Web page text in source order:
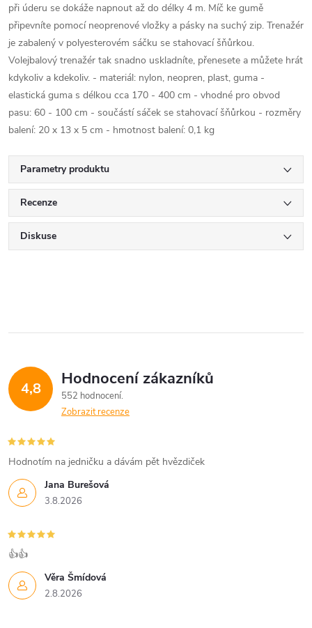
při úderu se dokáže napnout až do délky 4 m. Míč ke gumě
připevníte pomocí neoprenové vložky a pásky na suchý zip. Trenažér
je zabalený v polyesterovém sáčku se stahovací šňůrkou.
Volejbalový trenažér tak snadno uskladníte, přenesete a můžete hrát
kdykoliv a kdekoliv. - materiál: nylon, neopren, plast, guma -
elastická guma s délkou cca 170 - 400 cm - vhodné pro obvod
pasu: 60 - 100 cm - součástí sáček se stahovací šňůrkou - rozměry
balení: 20 x 13 x 5 cm - hmotnost balení: 0,1 kg
Parametry produktu
Recenze
Diskuse
4,8 Hodnocení zákazníků
552 hodnocení
Zobrazit recenze
Jana Burešová
3.8.2026
Hodnotím na jedničku a dávám pět hvězdiček
Věra Šmídová
2.8.2026
👍👍